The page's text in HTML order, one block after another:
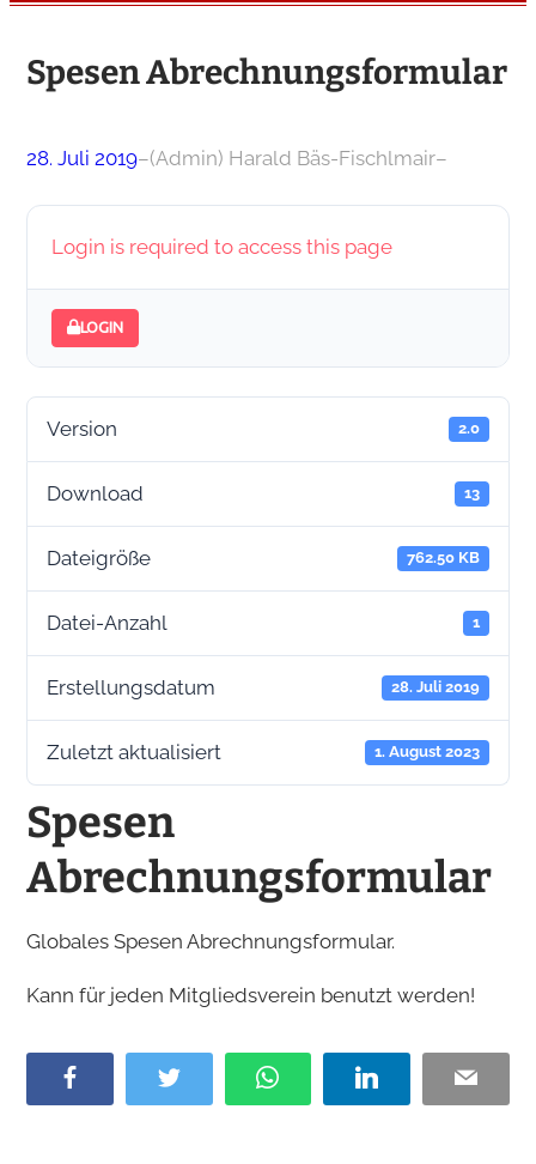
Spesen Abrechnungsformular
28. Juli 2019–(Admin) Harald Bäs-Fischlmair–
Login is required to access this page
LOGIN
Version 2.0
Download 13
Dateigröße 762.50 KB
Datei-Anzahl 1
Erstellungsdatum 28. Juli 2019
Zuletzt aktualisiert 1. August 2023
Spesen
Abrechnungsformular
Globales Spesen Abrechnungsformular.
Kann für jeden Mitgliedsverein benutzt werden!
a
T
w
W
h
L
i
E
m